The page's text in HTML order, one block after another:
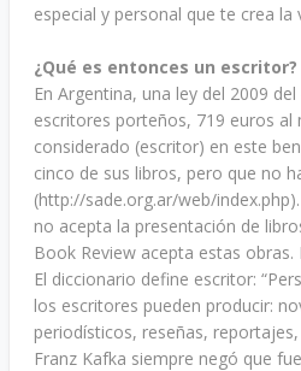
especial y personal que te crea
¿Qué es entonces un
En Argentina, una ley del 2009
escritores porteños, 719 euros
considerado (escritor) en este
cinco de sus libros, pero que no
(http://sade.org.ar/web/
no acepta la presentación de
Book Review acepta estas
El diccionario define escritor:
los escritores pueden producir:
periodísticos, reseñas,
Franz Kafka siempre negó que